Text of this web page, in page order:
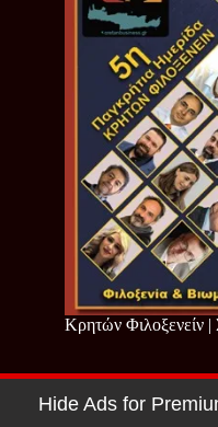
Κρητών Φιλοξενείν |
Copyright © 2026 - Cretan
Hide Ads for